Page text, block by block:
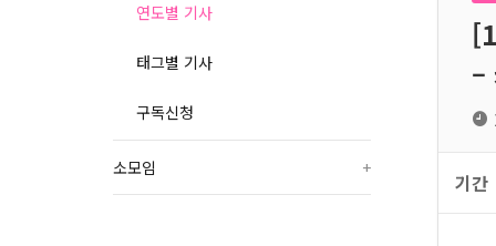
연도별 기사
태그별 기사
구독신청
소모임 +
–
기간